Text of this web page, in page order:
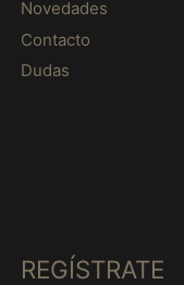
Novedades
Contacto
Dudas
REGÍSTRATE
Cidade do Vaticano
(MXN $)
$)